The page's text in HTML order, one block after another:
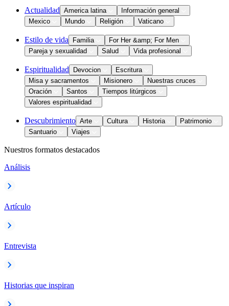
Actualidad America latina
Información general
Mexico
Mundo Religión Vaticano
Estilo de vida Familia
For Her &amp; For Men
Pareja y sexualidad
Salud Vida profesional
Espiritualidad Devocion
Escritura
Misa y sacramentos
Misionero
Nuestras cruces
Oración
Santos
Tiempos litúrgicos
Valores espiritualidad
Descubrimiento Arte Cultura Historia
Patrimonio
Santuario
Viajes
Nuestros formatos destacados
Análisis
Artículo
Entrevista
Historias que inspiran